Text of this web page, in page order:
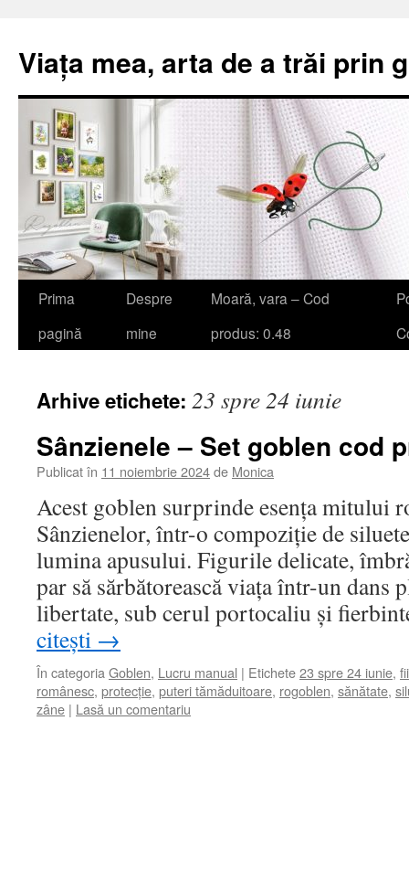
Viața mea, arta de a trăi prin
Sari
Prima
pagină
Despre
mine
Moară, vara – Cod
produs: 0.48
Arhive etichete: 23 spre 24 iunie
Sânzienele – Set goblen cod
Publicat în 11 noiembrie 2024de Monica
Acest goblen surprinde esența mitului
Sânzienelor, într-o compoziție de
lumina apusului. Figurile delicate,
par să sărbătorească viața într-un dans
libertate, sub cerul portocaliu și
citești →
În categoria Goblen, Lucru manual | Etichete23 spre 24 iunie,
românesc, protecție, puteri tămăduitoare, rogoblen, sănătate,
zâne | Lasă un comentariu